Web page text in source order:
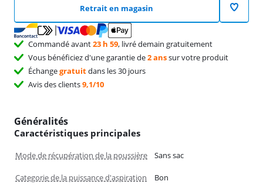
Retrait en magasin
Commandé avant23 h 59, livré demain gratuitement
Vous bénéficiez d'une garantie de2 anssur votre produit
Échangegratuitdans les 30 jours
Avis des clients9,1/10
Généralités
Caractéristiques principales
Mode de récupération de la poussière Sans sac
Categorie de la puissance d'aspiration Bon